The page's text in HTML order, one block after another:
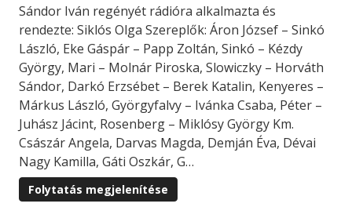
Sándor Iván regényét rádióra alkalmazta és
rendezte: Siklós Olga Szereplők: Áron József – Sinkó
László, Eke Gáspár – Papp Zoltán, Sinkó – Kézdy
György, Mari – Molnár Piroska, Slowiczky – Horváth
Sándor, Darkó Erzsébet – Berek Katalin, Kenyeres –
Márkus László, Györgyfalvy – Ivánka Csaba, Péter –
Juhász Jácint, Rosenberg – Miklósy György Km.
Császár Angela, Darvas Magda, Demján Éva, Dévai
Nagy Kamilla, Gáti Oszkár, G…
Folytatás megjelenítése